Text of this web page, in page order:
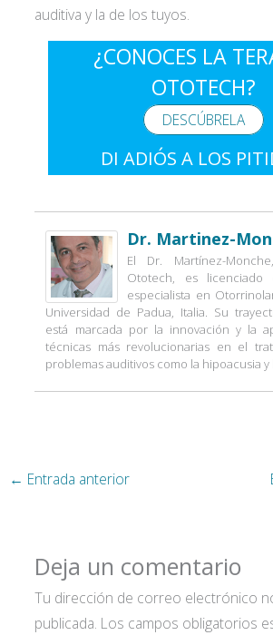
auditiva y la de los tuyos.
¿CONOCES LA
OTOTECH?
DESCÚBRELA
DI ADIÓS A LOS
Dr. Martinez-
El Dr. Martínez-
Ototech, es
especialista en
Universidad de Padua, Italia. Su
está marcada por la innovación y la
técnicas más revolucionarias en el
problemas auditivos como la hipoacusia y
← Entrada anterior
Deja un comentario
Tu dirección de correo electrónico
publicada. Los campos obligatorios